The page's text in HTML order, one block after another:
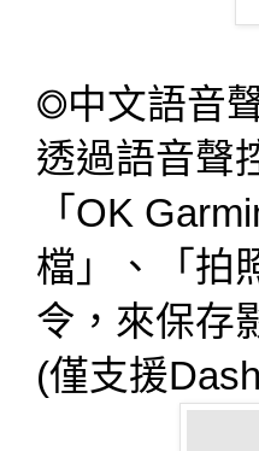
◎中文語音
透過語音聲
「OK
檔」、「拍
令，來保存
(僅支援